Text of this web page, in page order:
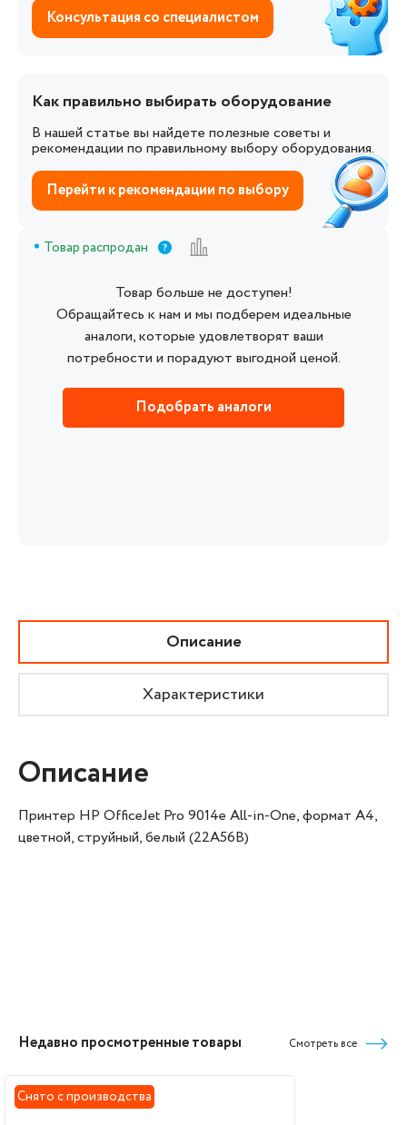
Консультация со специалистом
Как правильно выбирать оборудование
В нашей статье вы найдете полезные советы и
рекомендации по правильному выбору оборудования.
Перейти к рекомендации по выбору
Товар распродан
Товар больше не доступен!
Обращайтесь к нам и мы подберем идеальные
аналоги, которые удовлетворят ваши
потребности и порадуют выгодной ценой.
Подобрать аналоги
Описание
Характеристики
Описание
Принтер HP OfficeJet Pro 9014e All-in-One, формат А4,
цветной, струйный, белый (22A56B)
Недавно просмотренные товары Смотреть все
Снято с производства